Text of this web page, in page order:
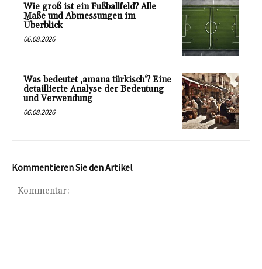
Wie groß ist ein Fußballfeld? Alle
Maße und Abmessungen im
Überblick
06.08.2026
Was bedeutet ‚amana türkisch‘? Eine
detaillierte Analyse der Bedeutung
und Verwendung
06.08.2026
Kommentieren Sie den Artikel